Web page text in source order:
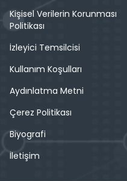
Kişisel Verilerin Korunması
Politikası
İzleyici Temsilcisi
Kullanım Koşulları
Aydınlatma Metni
Çerez Politikası
Biyografi
İletişim